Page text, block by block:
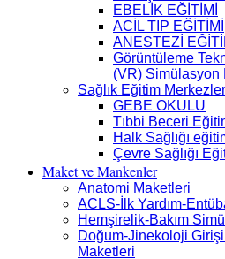
EBELİK EĞİTİMİ
ACİL TIP EĞİTİMİ
ANESTEZİ
Görüntüleme
(VR) Simülasyon
Sağlık Eğitim
GEBE OKULU
Tıbbi Beceri
Halk Sağlığı
Çevre Sağlığı
Maket ve Mankenler
Anatomi Maketleri
ACLS-İlk Yardım-
Hemşirelik-Bakım
Doğum-Jinekoloji
Maketleri